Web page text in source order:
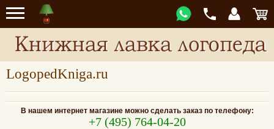
LogopedKniga.ru
В нашем интернет магазине можно сделать заказ по телефону:
+7 (495) 764-04-20